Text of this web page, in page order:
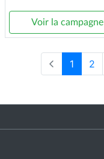
Voir la campagne
1 2